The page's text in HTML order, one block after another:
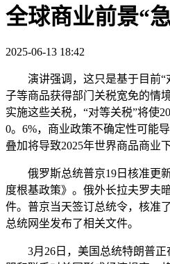
全球商业前景“
2025-06-13 18:42
演讲强调，这只是基于目前“
子等商品获得部门关税宽免的情
实施这些关税，“对等关税”将使
0。6%，商业政策不确定性可能
叠加将导致2025年世界商品商业下
俄罗斯总统普京19日核准更新
度根基政策》。俄外长拉夫罗夫
件。普京当天签订总统令，核准
总统网坐发布了相关文件。
3月26日，美国总统特朗普正